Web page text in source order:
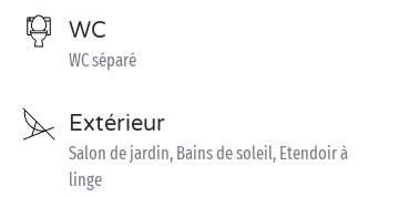
WC
WC séparé
Extérieur
Salon de jardin, Bains de soleil, Etendoir à
linge